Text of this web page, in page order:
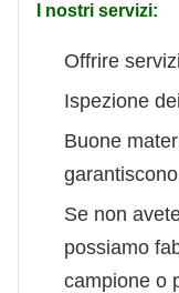
I nostri servizi:
Offrire
Ispezione
Buone
Se non
possiamo
campione o